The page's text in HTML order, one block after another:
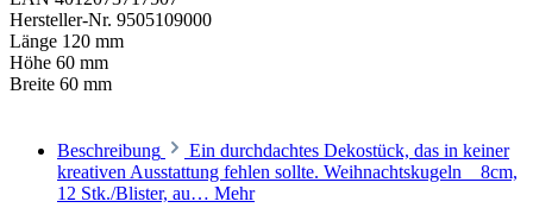
Hersteller-Nr. 9505109000
Länge 120 mm
Höhe 60 mm
Breite 60 mm
Beschreibung
Ein durchdachtes Dekostück, das in keiner
kreativen Ausstattung fehlen sollte. Weihnachtskugeln _ 8cm,
12 Stk./Blister, au… Mehr